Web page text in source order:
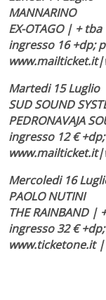
MANNARINO
EX-OTAGO | + tba
ingresso 16 +dp;
Martedi 15 Luglio
SUD SOUND
PEDRONAVAJA
ingresso 12 €
Mercoledi 16
PAOLO NUTINI
THE RAINBAND |
ingresso 32 €
www.ticketone.it